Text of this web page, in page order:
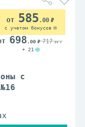
с
585 .00
с учетом бонусов
698 .00 717.00
+ 21